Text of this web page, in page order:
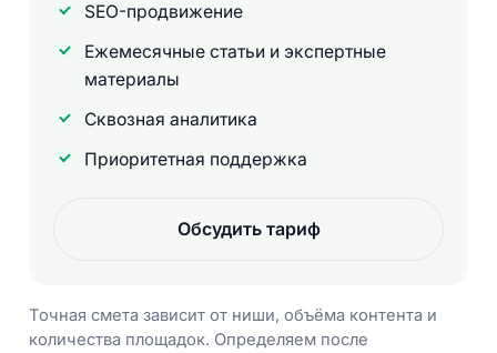
SEO-продвижение
Ежемесячные статьи и экспертные
материалы
Сквозная аналитика
Приоритетная поддержка
Обсудить тариф
Точная смета зависит от ниши, объёма контента и
количества площадок. Определяем после